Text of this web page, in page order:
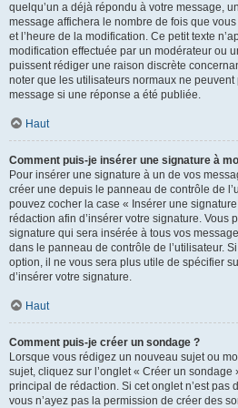
quelqu’un a déjà répondu à votre message,
message affichera le nombre de fois que
et l’heure de la modification. Ce petit texte
modification effectuée par un modérateur ou
puissent rédiger une raison discrète
noter que les utilisateurs normaux ne
message si une réponse a été publiée.
Haut
Comment puis-je insérer une signature à
Pour insérer une signature à un de vos
créer une depuis le panneau de contrôle de
pouvez cocher la case « Insérer une
rédaction afin d’insérer votre signature. Vous
signature qui sera insérée à tous vos
dans le panneau de contrôle de l’utilisateur.
option, il ne vous sera plus utile de spécifier
d’insérer votre signature.
Haut
Comment puis-je créer un sondage ?
Lorsque vous rédigez un nouveau sujet ou
sujet, cliquez sur l’onglet « Créer un
principal de rédaction. Si cet onglet n’est pas
vous n’ayez pas la permission de créer des